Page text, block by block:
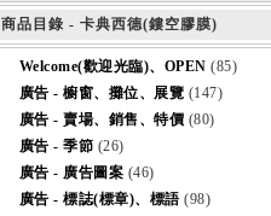
商品目錄 - 卡典西德(鏤空膠膜)
Welcome(歡迎光臨)、OPEN (85)
廣告 - 櫥窗、攤位、展覽 (147)
廣告 - 賣場、銷售、特價 (80)
廣告 - 季節 (26)
廣告 - 廣告圖案 (46)
廣告 - 標誌(標章)、標語(98)